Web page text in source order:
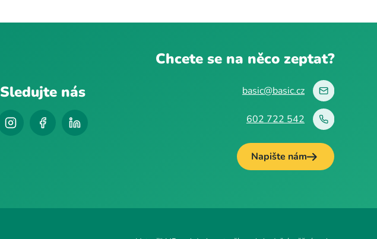
Sledujte nás
Chcete se na něco zeptat?
basic@basic.cz
602 722 542
Napište nám